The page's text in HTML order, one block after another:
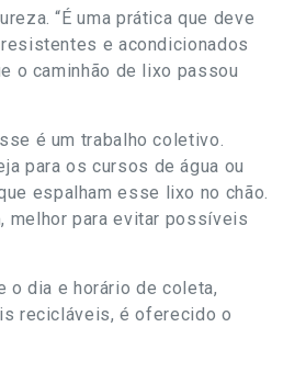
“É uma prática que deve
e acondicionados
o caminhão de lixo passou
é um trabalho coletivo.
para os cursos de água ou
espalham esse lixo no chão.
melhor para evitar possíveis
dia e horário de coleta,
recicláveis, é oferecido o